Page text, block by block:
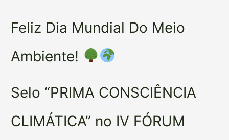
Feliz Dia Mundial Do Meio
Ambiente!
Selo “PRIMA CONSCIÊNCIA
CLIMÁTICA” no IV FÓRUM